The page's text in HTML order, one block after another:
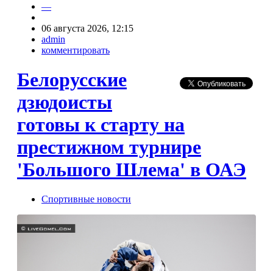
—
06 августа 2026, 12:15
admin
комментировать
Белорусские
дзюдоисты
готовы к старту на
престижном турнире
'Большого Шлема' в ОАЭ
Спортивные новости